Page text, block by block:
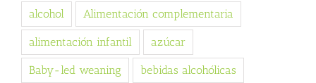
alcohol Alimentación complementaria
alimentación infantil azúcar
Baby-led weaning bebidas alcohólicas